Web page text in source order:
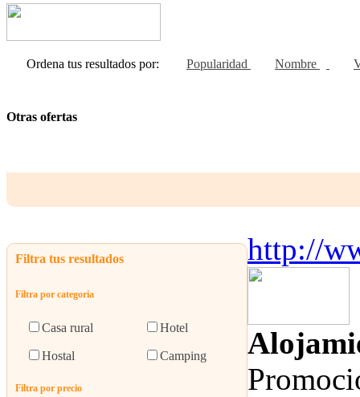
Ordena tus resultados por: Popularidad Nombre
Otras ofertas
Filtra tus resultados
Filtra por categoria
Casa rural
Hostal
Hotel
Camping
Filtra por precio
http://